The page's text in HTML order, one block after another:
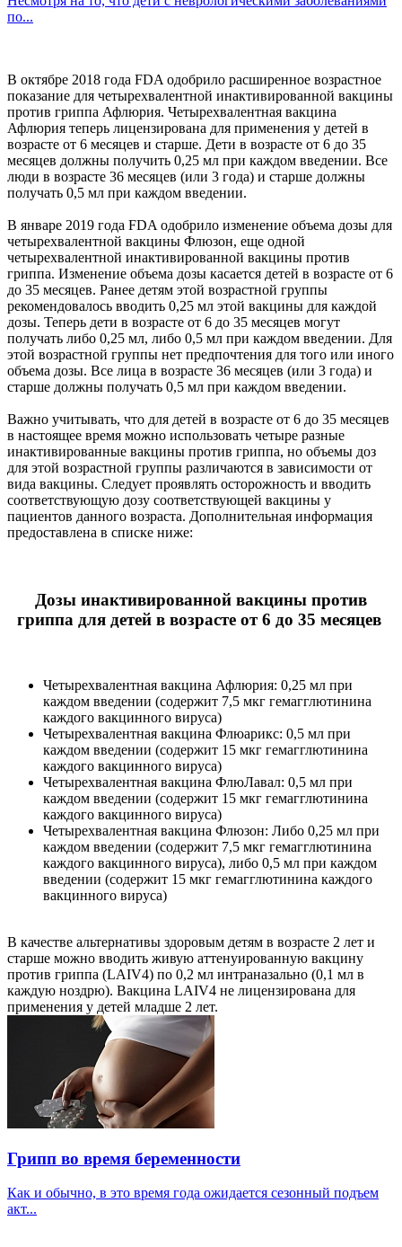
по...
В октябре 2018 года FDA одобрило расширенное возрастное
показание для четырехвалентной инактивированной вакцины
против гриппа Афлюрия. Четырехвалентная вакцина
Афлюрия теперь лицензирована для применения у детей в
возрасте от 6 месяцев и старше. Дети в возрасте от 6 до 35
месяцев должны получить 0,25 мл при каждом введении. Все
люди в возрасте 36 месяцев (или 3 года) и старше должны
получать 0,5 мл при каждом введении.
В январе 2019 года FDA одобрило изменение объема дозы для
четырехвалентной вакцины Флюзон, еще одной
четырехвалентной инактивированной вакцины против
гриппа. Изменение объема дозы касается детей в возрасте от 6
до 35 месяцев. Ранее детям этой возрастной группы
рекомендовалось вводить 0,25 мл этой вакцины для каждой
дозы. Теперь дети в возрасте от 6 до 35 месяцев могут
получать либо 0,25 мл, либо 0,5 мл при каждом введении. Для
этой возрастной группы нет предпочтения для того или иного
объема дозы. Все лица в возрасте 36 месяцев (или 3 года) и
старше должны получать 0,5 мл при каждом введении.
Важно учитывать, что для детей в возрасте от 6 до 35 месяцев
в настоящее время можно использовать четыре разные
инактивированные вакцины против гриппа, но объемы доз
для этой возрастной группы различаются в зависимости от
вида вакцины. Следует проявлять осторожность и вводить
соответствующую дозу соответствующей вакцины у
пациентов данного возраста. Дополнительная информация
предоставлена в списке ниже:
Дозы инактивированной вакцины против
гриппа для детей в возрасте от 6 до 35 месяцев
Четырехвалентная вакцина Афлюрия: 0,25 мл при
каждом введении (содержит 7,5 мкг гемагглютинина
каждого вакцинного вируса)
Четырехвалентная вакцина Флюарикс: 0,5 мл при
каждом введении (содержит 15 мкг гемагглютинина
каждого вакцинного вируса)
Четырехвалентная вакцина ФлюЛавал: 0,5 мл при
каждом введении (содержит 15 мкг гемагглютинина
каждого вакцинного вируса)
Четырехвалентная вакцина Флюзон: Либо 0,25 мл при
каждом введении (содержит 7,5 мкг гемагглютинина
каждого вакцинного вируса), либо 0,5 мл при каждом
введении (содержит 15 мкг гемагглютинина каждого
вакцинного вируса)
В качестве альтернативы здоровым детям в возрасте 2 лет и
старше можно вводить живую аттенуированную вакцину
против гриппа (LAIV4) по 0,2 мл интраназально (0,1 мл в
каждую ноздрю). Вакцина LAIV4 не лицензирована для
применения у детей младше 2 лет.
Грипп во время беременности
Как и обычно, в это время года ожидается сезонный подъем
акт...